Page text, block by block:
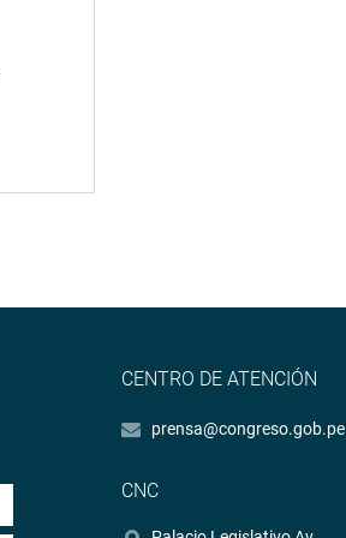
CENTRO DE ATENCIÓN
prensa@congreso.gob.pe
CNC